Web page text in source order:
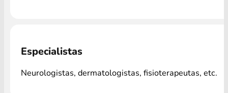
Especialistas
Neurologistas, dermatologistas, fisioterapeutas, etc.